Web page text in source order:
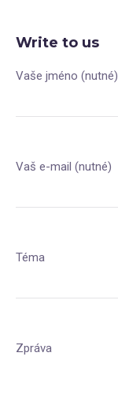
Write to us
Vaše jméno (nutné)
Vaš e-mail (nutné)
Téma
Zpráva